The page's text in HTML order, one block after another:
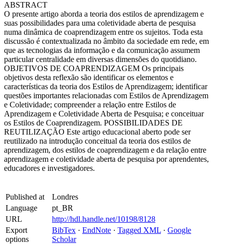
ABSTRACT
O presente artigo aborda a teoria dos estilos de aprendizagem e
suas possibilidades para uma coletividade aberta de pesquisa
numa dinâmica de coaprendizagem entre os sujeitos. Toda esta
discussão é contextualizada no âmbito da sociedade em rede, em
que as tecnologias da informação e da comunicação assumem
particular centralidade em diversas dimensões do quotidiano.
OBJETIVOS DE COAPRENDIZAGEM Os principais
objetivos desta reflexão são identificar os elementos e
características da teoria dos Estilos de Aprendizagem; identificar
questões importantes relacionadas com Estilos de Aprendizagem
e Coletividade; compreender a relação entre Estilos de
Aprendizagem e Coletividade Aberta de Pesquisa; e conceituar
os Estilos de Coaprendizagem. POSSIBILIDADES DE
REUTILIZAÇÃO Este artigo educacional aberto pode ser
reutilizado na introdução conceitual da teoria dos estilos de
aprendizagem, dos estilos de coaprendizagem e da relação entre
aprendizagem e coletividade aberta de pesquisa por aprendentes,
educadores e investigadores.
Published at
Londres
Language
pt_BR
URL
http://hdl.handle.net/10198/8128
Export
options
BibTex · EndNote · Tagged XML · Google
Scholar